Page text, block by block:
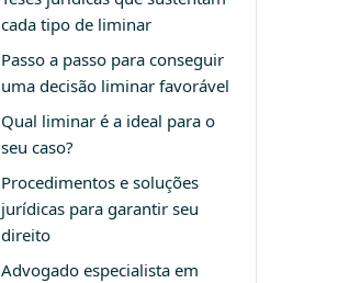
cada tipo de liminar
Passo a passo para conseguir
uma decisão liminar favorável
Qual liminar é a ideal para o
seu caso?
Procedimentos e soluções
jurídicas para garantir seu
direito
Advogado especialista em